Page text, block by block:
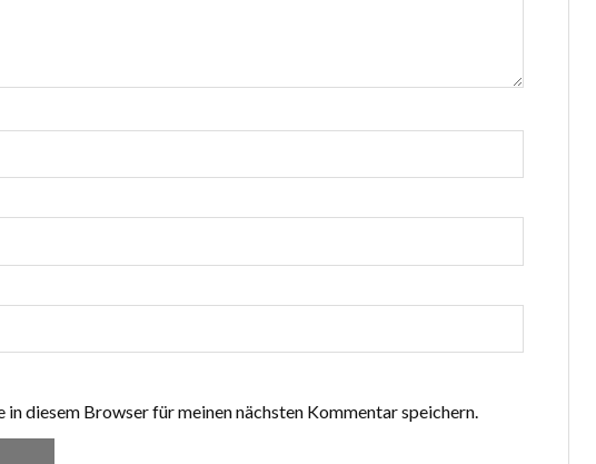
diesem Browser für meinen nächsten Kommentar speichern.